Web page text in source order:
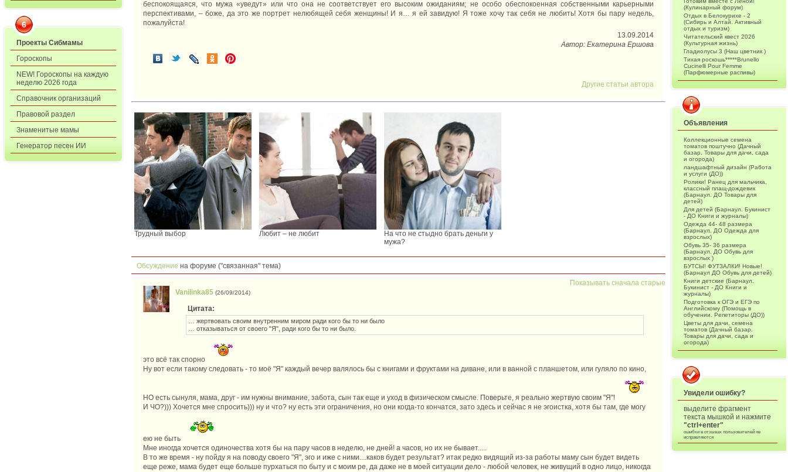
6
Проекты Сибмамы
Гороскопы
NEW! Гороскопы на каждую
неделю 2026 года
Справочник организаций
Правовой раздел
Знаменитые мамы
Генератор песен ИИ
беспокоящаяся, что мужа «уведут» или что она не соответствует его высоким ожиданиям; не особо обеспокоенная собственными карьерными
перспективами, – боже, да это же портрет нелюбящей себя женщины! И я… я ей завидую! Я тоже хочу так себя не любить! Хотя бы пару недель,
пожалуйста!
13.09.2014
Автор: Екатерина Ершова
Другие статьи автора
Трудный выбор Любит – не любит
На что не стыдно брать деньги у
мужа?
Обсуждение на форуме ("связанная" тема)
Показывать сначала старые
Vanilinka85 (26/09/2014)
Цитата:
… жертвовать своим внутренним миром ради кого бы то ни было
… отказываться от своего "Я", ради кого бы то ни было.
это всё так спорно
Ну вот если такому следовать - то моё "Я" каждый вечер валялось бы с книгами и фруктами на диване, или в ванной с планшетом, или гуляло по кино,
НО есть сынуля, мама, друг - им нужны внимание, забота, сын так еще и уход в физическом смысле. Поверьте, я реально жертвую своим "Я"!
И ЧО?))) Хочется мне спросить))) ну и что? ну есть эти ограничения, но они когда-то кончатся, зато здесь и сейчас я не эгоистка, хотя бы там, где могу
ею не быть
Мне иногда хочется одиночества хотя бы на пару часов в неделю, не дней! а часов, но их не бывает.....
В то же время - ну пойду я на поводу своего "Я", эго и иже с ними....каков будет результат? итак редко видящий из-за работы маму сын будет видеть
еще реже, мама будет еще больше пурхаться по быту и с моим ре, да даже не в моей ситуации дело - любой человек, не живущий в одно лицо, никогда
(Кулинарный форум)
Отдых в Белокурихе - 2
(Сибирь и Алтай. Активный
отдых и туризм)
Читательский квест 2026
(Культурная жизнь)
Гладиолусы 3 (Наш цветник )
Тихая роскошь*****Brunello
Cucinelli Pour Femme
(Парфюмерные распивы)
Объявления
Коллекционные семена
томатов поштучно (Дачный
базар. Товары для дачи, сада
и огорода)
ландшафтный дизайн (Работа
и услуги (ДО))
Ролики! Ранец для мальчика,
классный плащ-дождевик
(Барнаул. ДО Товары для
детей)
Для детей (Барнаул. Букинист
- ДО Книги и журналы)
Одежда 44- 48 размера
(Барнаул. ДО Одежда для
взрослых)
Обувь 35- 36 размера
(Барнаул. ДО Обувь для
взрослых )
БУТСЫ! ФУТЗАЛКИ! Новые!
(Барнаул ДО Обувь для детей)
Книги детские (Барнаул.
Букинист - ДО Книги и
журналы)
Подготовка к ОГЭ и ЕГЭ по
Английскому (Помощь в
обучении. Репетиторы (ДО))
Цветы для дачи, семена
томатов (Дачный базар.
Товары для дачи, сада и
огорода)
Увидели ошибку?
выделите фрагмент
текста мышкой и нажмите
"ctrl+enter"
ошибки в отзывах пользователей не
исправляются